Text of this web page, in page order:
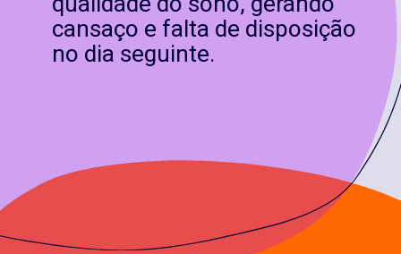
cansaço e falta de disposição
no dia seguinte.